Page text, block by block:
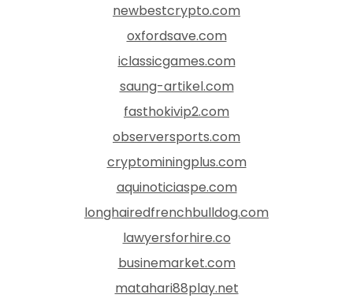
newbestcrypto.com
oxfordsave.com
iclassicgames.com
saung-artikel.com
fasthokivip2.com
observersports.com
cryptominingplus.com
aquinoticiaspe.com
longhairedfrenchbulldog.com
lawyersforhire.co
businemarket.com
matahari88play.net